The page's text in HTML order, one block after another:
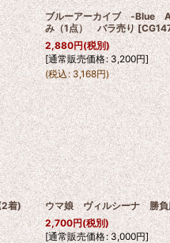
ブルーアーカイブ -Blue
み（1点） バラ売り [
2,880円(税別)
[通常販売価格: 3,200円]
(税込: 3,168円)
(2着)
ウマ娘 ヴィルシーナ 勝負
2,700円(税別)
[通常販売価格: 3,000円]